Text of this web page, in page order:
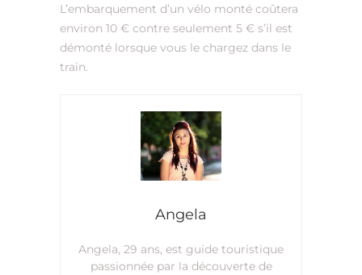
L’embarquement d’un vélo monté coûtera
environ 10 € contre seulement 5 € s’il est
démonté lorsque vous le chargez dans le
train.
Angela
Angela, 29 ans, est guide touristique
passionnée par la découverte de